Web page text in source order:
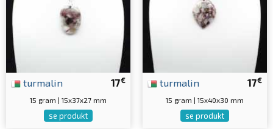
17€
turmalin
15 gram | 15x37x27 mm
se produkt
17€
turmalin
15 gram | 15x40x30 mm
se produkt